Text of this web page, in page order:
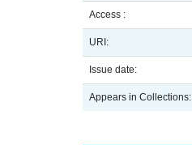
Access :
URI:
Issue date:
Appears in Collections: